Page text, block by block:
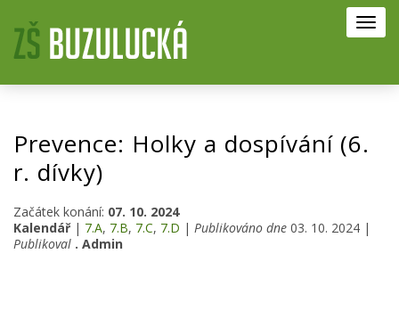
Prevence: Holky a dospívání (6.
r. dívky)
Začátek konání: 07. 10. 2024
Kalendář| 7.A, 7.B, 7.C, 7.D | Publikováno dne 03. 10. 2024 |
Publikoval . Admin